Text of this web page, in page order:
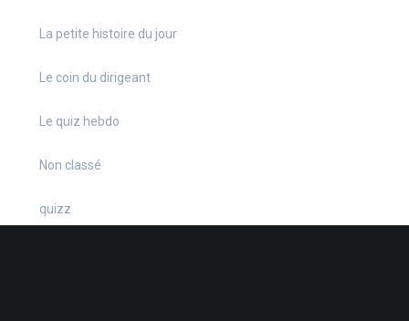
La petite histoire du jour
Le coin du dirigeant
Le quiz hebdo
Non classé
quizz